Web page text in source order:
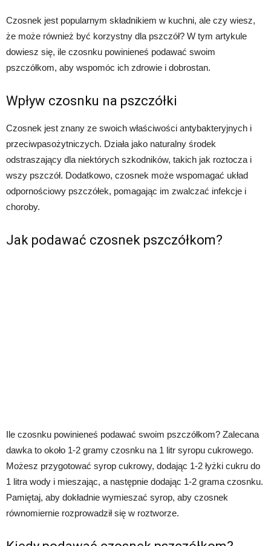
Czosnek jest popularnym składnikiem w kuchni, ale czy wiesz,
że może również być korzystny dla pszczół? W tym artykule
dowiesz się, ile czosnku powinieneś podawać swoim
pszczółkom, aby wspomóc ich zdrowie i dobrostan.
Wpływ czosnku na pszczółki
Czosnek jest znany ze swoich właściwości antybakteryjnych i
przeciwpasożytniczych. Działa jako naturalny środek
odstraszający dla niektórych szkodników, takich jak roztocza i
wszy pszczół. Dodatkowo, czosnek może wspomagać układ
odpornościowy pszczółek, pomagając im zwalczać infekcje i
choroby.
Jak podawać czosnek pszczółkom?
Ile czosnku powinieneś podawać swoim pszczółkom? Zalecana
dawka to około 1-2 gramy czosnku na 1 litr syropu cukrowego.
Możesz przygotować syrop cukrowy, dodając 1-2 łyżki cukru do
1 litra wody i mieszając, a następnie dodając 1-2 grama czosnku.
Pamiętaj, aby dokładnie wymieszać syrop, aby czosnek
równomiernie rozprowadził się w roztworze.